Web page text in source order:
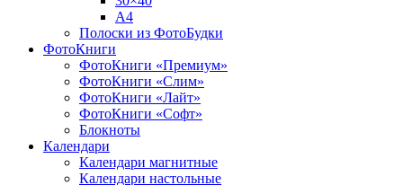
A4
Полоски из ФотоБудки
ФотоКниги
ФотоКниги «Премиум»
ФотоКниги «Слим»
ФотоКниги «Лайт»
ФотоКниги «Софт»
Блокноты
Календари
Календари магнитные
Календари настольные